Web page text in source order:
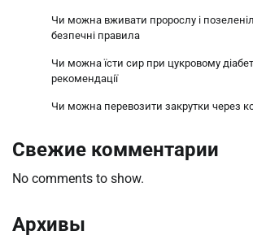
Чи можна вживати пророслу і
безпечні правила
Чи можна їсти сир при цукровому
рекомендації
Чи можна перевозити закрутки через
Свежие комментарии
No comments to show.
Архивы